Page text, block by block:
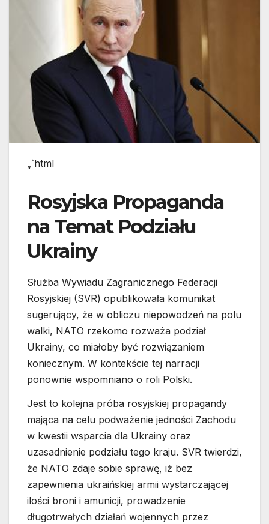
„`html
Rosyjska Propaganda
na Temat Podziału
Ukrainy
Służba Wywiadu Zagranicznego Federacji
Rosyjskiej (SVR) opublikowała komunikat
sugerujący, że w obliczu niepowodzeń na polu
walki, NATO rzekomo rozważa podział
Ukrainy, co miałoby być rozwiązaniem
koniecznym. W kontekście tej narracji
ponownie wspomniano o roli Polski.
Jest to kolejna próba rosyjskiej propagandy
mająca na celu podważenie jedności Zachodu
w kwestii wsparcia dla Ukrainy oraz
uzasadnienie podziału tego kraju. SVR twierdzi,
że NATO zdaje sobie sprawę, iż bez
zapewnienia ukraińskiej armii wystarczającej
ilości broni i amunicji, prowadzenie
długotrwałych działań wojennych przez